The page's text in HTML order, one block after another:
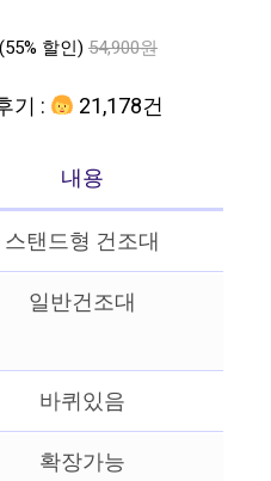
(55% 할인) 54,900원
기 : 21,178건
내용
스탠드형 건조대
일반건조대
바퀴있음
확장가능